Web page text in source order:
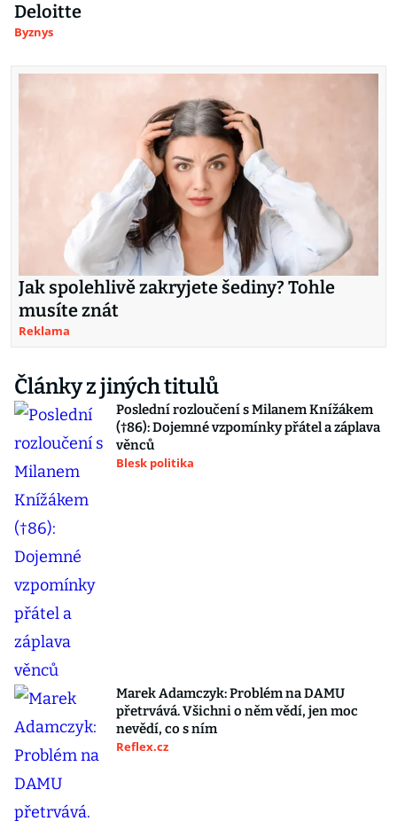
Deloitte
Byznys
Jak spolehlivě zakryjete šediny? Tohle
musíte znát
Reklama
Články z jiných titulů
Poslední rozloučení s Milanem Knížákem
(†86): Dojemné vzpomínky přátel a záplava
věnců
Blesk politika
Marek Adamczyk: Problém na DAMU
přetrvává. Všichni o něm vědí, jen moc
nevědí, co s ním
Reflex.cz